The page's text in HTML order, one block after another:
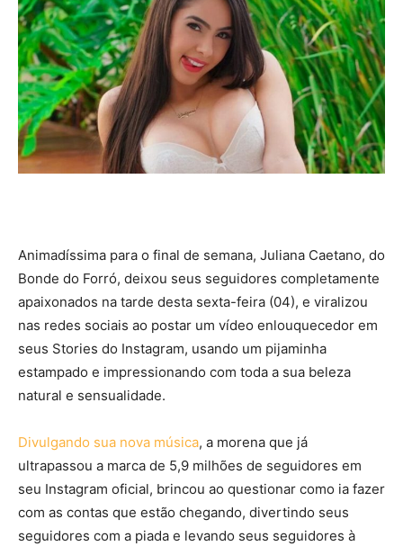
Animadíssima para o final de semana, Juliana Caetano, do
Bonde do Forró, deixou seus seguidores completamente
apaixonados na tarde desta sexta-feira (04), e viralizou
nas redes sociais ao postar um vídeo enlouquecedor em
seus Stories do Instagram, usando um pijaminha
estampado e impressionando com toda a sua beleza
natural e sensualidade.
Divulgando sua nova música, a morena que já
ultrapassou a marca de 5,9 milhões de seguidores em
seu Instagram oficial, brincou ao questionar como ia fazer
com as contas que estão chegando, divertindo seus
seguidores com a piada e levando seus seguidores à